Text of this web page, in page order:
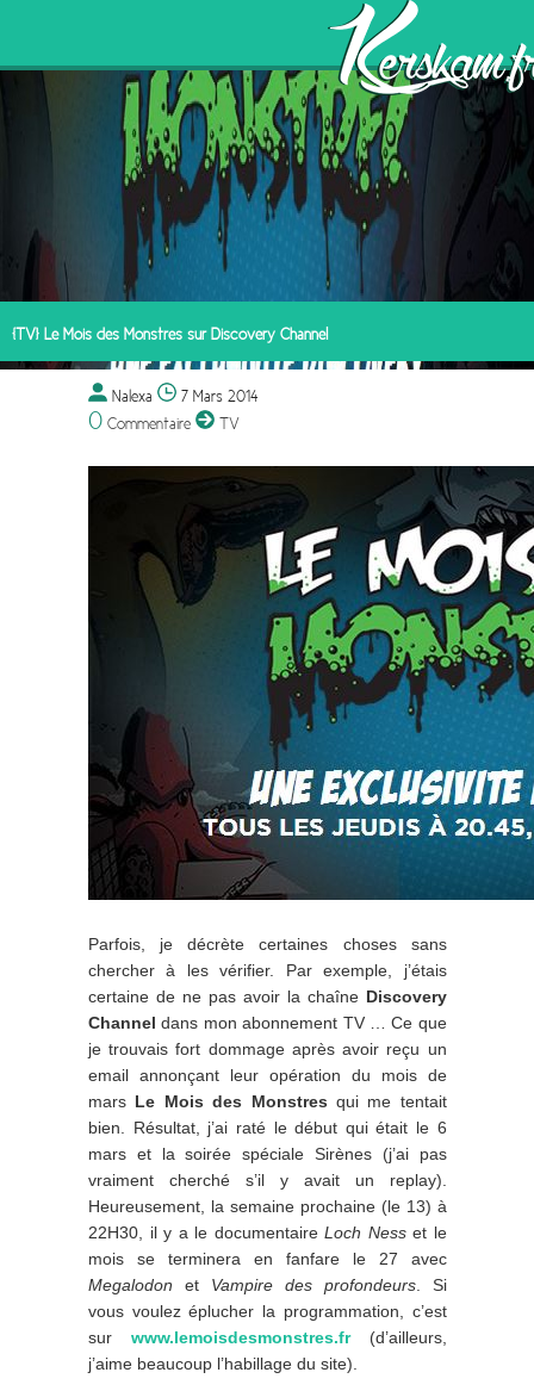
[TV] Le Mois des Monstres sur Discovery Channel
Nalexa 7 Mars 2014
0 Commentaire TV
Parfois, je décrète certaines choses sans
chercher à les vérifier. Par exemple, j’étais
certaine de ne pas avoir la chaîne Discovery
Channel dans mon abonnement TV … Ce que
je trouvais fort dommage après avoir reçu un
email annonçant leur opération du mois de
mars
Le Mois des Monstres qui me tentait
bien. Résultat, j’ai raté le début qui était le 6
mars et la soirée spéciale Sirènes (j’ai pas
vraiment cherché s’il y avait un replay).
Heureusement, la semaine prochaine (le 13) à
22H30, il y a le documentaireLoch Nesset le
mois se terminera en fanfare le 27 avec
Megalodon et Vampire des profondeurs. Si
vous voulez éplucher la programmation, c’est
sur www.lemoisdesmonstres.fr(d’ailleurs,
j’aime beaucoup l’habillage du site).